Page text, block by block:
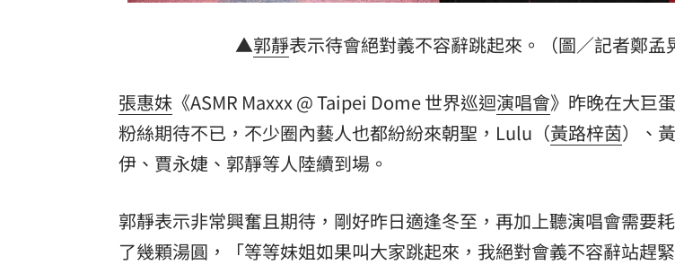
▲郭靜表示待會絕對義不容辭跳起來。（圖／記者鄭孟
張惠妹 《ASMR Maxxx @ Taipei Dome 世界巡迴演唱會》昨晚在大巨
粉絲期待不已，不少圈內藝人也都紛紛來朝聖，Lulu（黃路梓茵）、
伊、賈永婕、郭靜等人陸續到場。
郭靜表示非常興奮且期待，剛好昨日適逢冬至，再加上聽演唱會需要
了幾顆湯圓，「等等妹姐如果叫大家跳起來，我絕對會義不容辭站趕